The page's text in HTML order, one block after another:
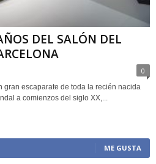
DEL SALÓN DEL
0
gran escaparate de toda la recién nacida
a comienzos del siglo XX,...
ME GUSTA